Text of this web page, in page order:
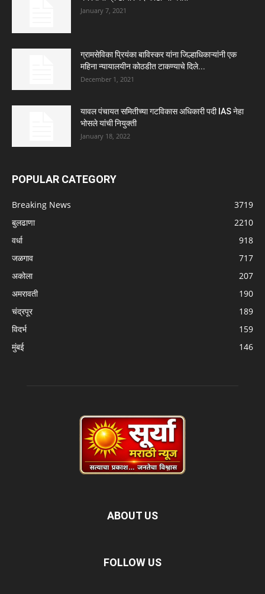
January 7, 2021
ग्रामसेविका प्रियंका बाविस्कर यांना जिल्हाधिकाऱ्यांनी एक
महिना न्यायालयीन कोठडीत टाकण्याचे दिले...
December 1, 2021
यावल पंचायत समितीच्या गटविकास अधिकारी पदी IAS नेहा
भोसले यांची नियुक्ती
January 18, 2022
POPULAR CATEGORY
Breaking News
3719
बुलढाणा
2210
वर्धा
918
जळगाव
717
अकोला
207
अमरावती
190
चंद्रपूर
189
विदर्भ
159
मुंबई
146
ABOUT US
FOLLOW US